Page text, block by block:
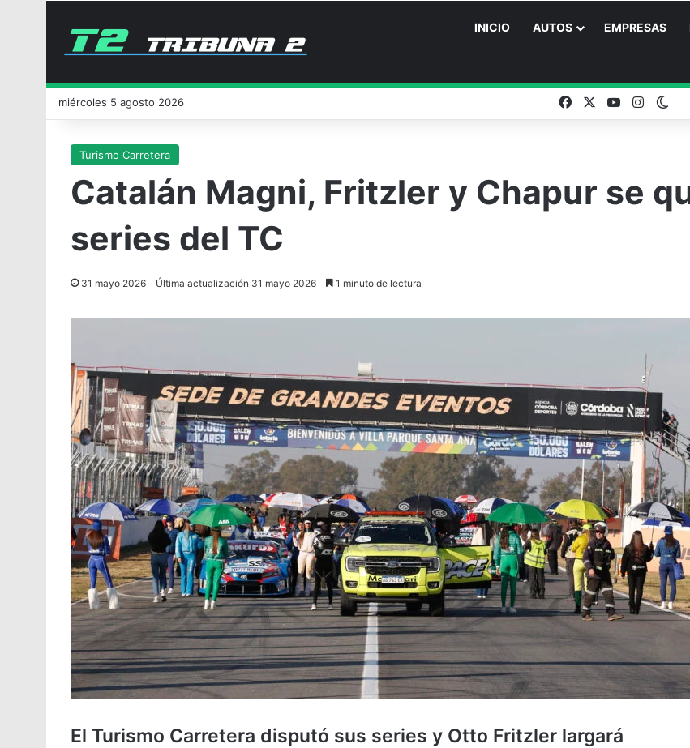
INICIO AUTOS EMPRESAS
miércoles 5 agosto 2026 FacebookYouTube
Turismo Carretera
Catalán Magni, Fritzler y Chapur se
series del TC
31 mayo 2026 Última actualización 31 mayo 2026 1 minuto de lectura
El Turismo Carretera disputó sus series y Otto Fritzler largará